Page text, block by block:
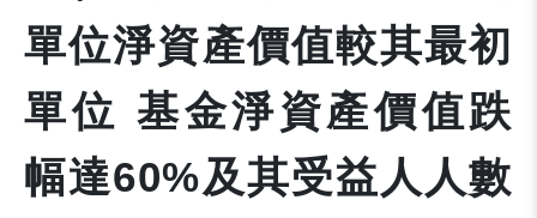
單位淨資產價值較其最初
單位 基金淨資產價值跌
幅達60%及其受益人人數